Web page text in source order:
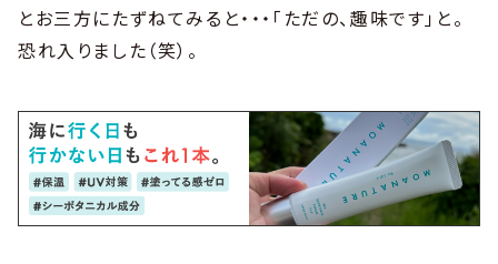
とお三方にたずねてみると・・・「ただの、趣味です」と。
恐れ入りました（笑）。